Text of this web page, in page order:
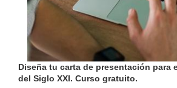
Diseña tu carta de presentación para
del Siglo XXI. Curso gratuito.